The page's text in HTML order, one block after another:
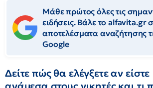
Μάθε πρώτος όλες τις
ειδήσεις. Βάλε το alfavita.gr
αποτελέσματα αναζήτησης
Google
Δείτε πώς θα ελέγξετε αν είστε